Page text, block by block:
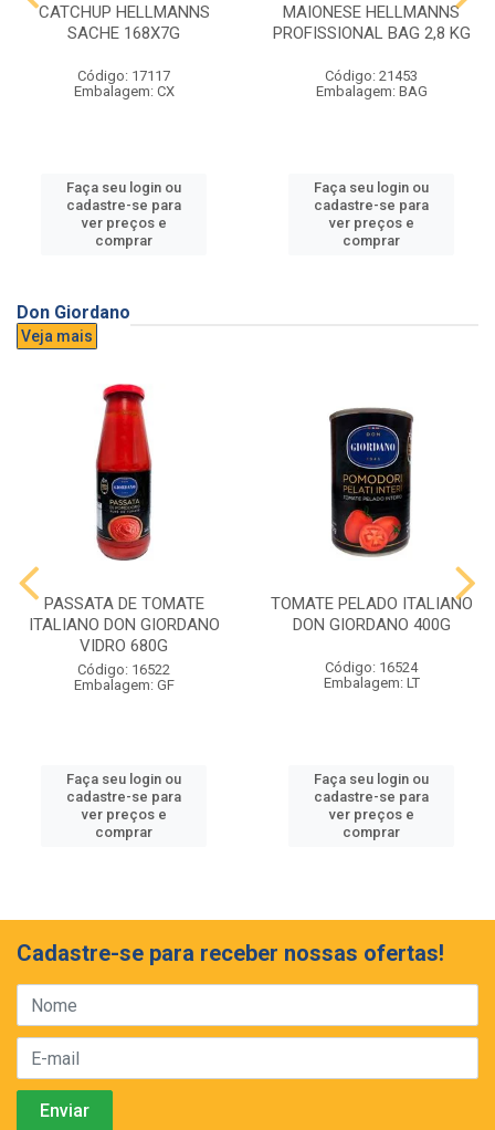
CATCHUP HELLMANNS
SACHE 168X7G
Código: 17117
Embalagem: CX
Faça seu login ou
cadastre-se para
ver preços e
comprar
MAIONESE HELLMANNS
PROFISSIONAL BAG 2,8 KG
Código: 21453
Embalagem: BAG
Faça seu login ou
cadastre-se para
ver preços e
comprar
Don Giordano
Veja mais
PASSATA DE TOMATE
ITALIANO DON GIORDANO
VIDRO 680G
Código: 16522
Embalagem: GF
Faça seu login ou
cadastre-se para
ver preços e
comprar
TOMATE PELADO ITALIANO
DON GIORDANO 400G
Código: 16524
Embalagem: LT
Faça seu login ou
cadastre-se para
ver preços e
comprar
Cadastre-se para receber nossas ofertas!